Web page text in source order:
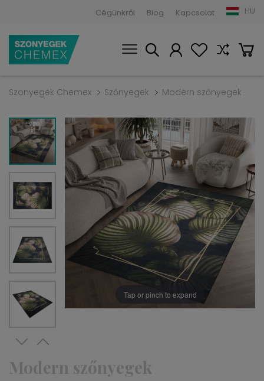
Cégünkről Blog Kapcsolat HU
Szonyegek Chemex Szőnyegek Modern szőnyegek
Tap or pinch to expand
Modern szőnyegek